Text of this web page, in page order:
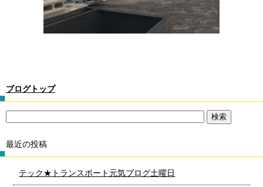
ブログトップ
最近の投稿
テック★トランスポート元気ブログ土曜日